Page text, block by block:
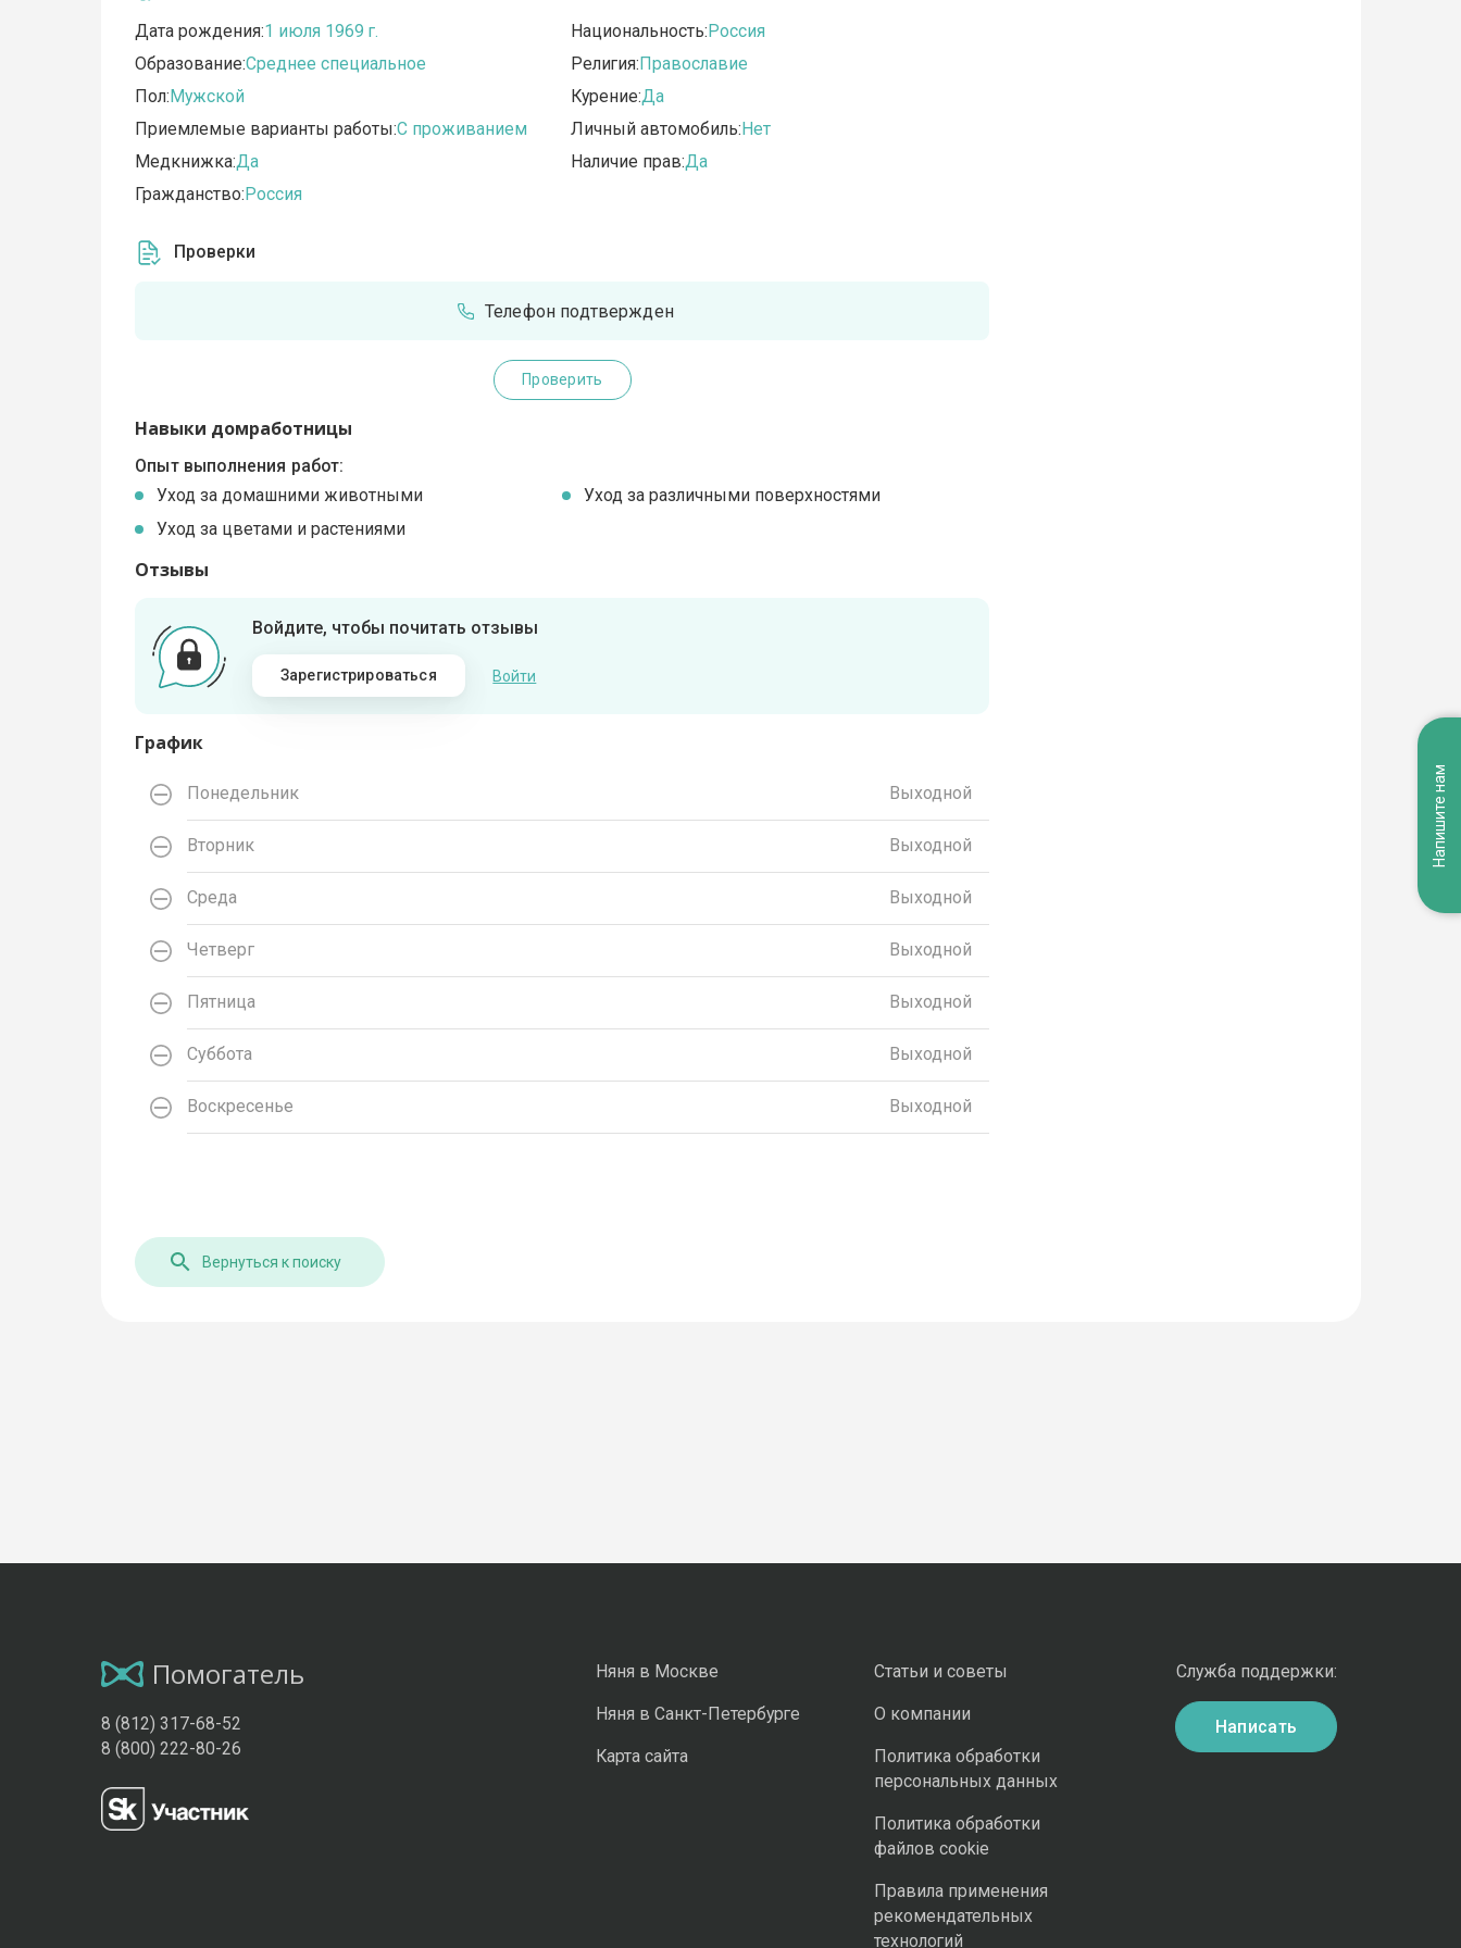
Дата рождения:1 июля 1969 г.
Образование:Среднее специальное
Пол:Мужской
Приемлемые варианты работы:C проживанием
Медкнижка:Да
Гражданство:Россия
Национальность:Россия
Религия:Православие
Курение:Да
Личный автомобиль:Нет
Наличие прав:Да
Проверки
Телефон подтвержден
Проверить
Навыки домработницы
Опыт выполнения работ:
Уход за домашними животными
Уход за различными поверхностями
Уход за цветами и растениями
Отзывы
Войдите, чтобы почитать отзывы
Зарегистрироваться Войти
График
Понедельник Выходной
Вторник Выходной
Среда Выходной
Четверг Выходной
Пятница Выходной
Суббота Выходной
Воскресенье Выходной
Вернуться к поиску
Помогатель
8 (812) 317-68-52
8 (800) 222-80-26
Няня в Москве
Няня в Санкт-Петербурге
Карта сайта
Статьи и советы
О компании
Политика обработки
персональных данных
Политика обработки
файлов cookie
Правила применения
рекомендательных
технологий
Служба поддержки:
Написать
Напишите нам